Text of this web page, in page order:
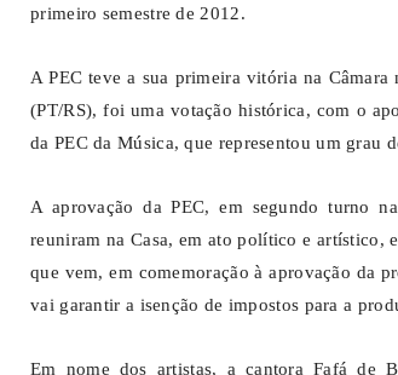
primeiro semestre de 2012.
A PEC teve a sua primeira vitória na
(PT/RS), foi uma votação histórica, com o
da PEC da Música, que representou um grau
A aprovação da PEC, em segundo turno
reuniram na Casa, em ato político e artístico,
que vem, em comemoração à aprovação da
vai garantir a isenção de impostos para a
Em nome dos artistas, a cantora Fafá de